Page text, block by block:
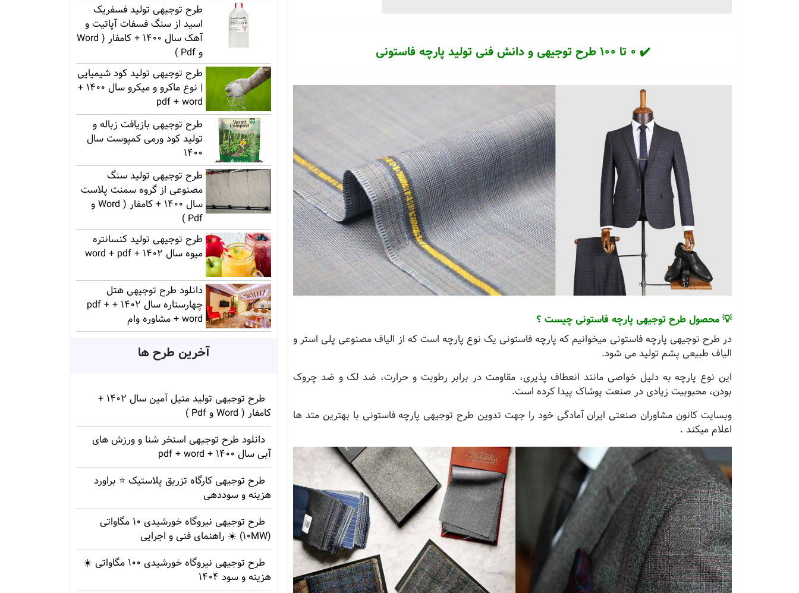
✔️ 0 تا 100 طرح توجیهی و دانش فنی تولید پارچه فاستونی
💡 محصول طرح توجیهی پارچه فاستونی چیست ؟
در طرح توجیهی پارچه فاستونی میخوانیم که پارچه فاستونی یک نوع پارچه است که از الیاف مصنوعی پلی استر و
الیاف طبیعی پشم تولید می‌ شود.
این نوع پارچه به دلیل خواصی مانند انعطاف‌ پذیری، مقاومت در برابر رطوبت و حرارت، ضد لک و ضد چروک
بودن، محبوبیت زیادی در صنعت پوشاک پیدا کرده است.
وبسایت کانون مشاوران صنعتی ایران آمادگی خود را جهت تدوین طرح توجیهی پارچه فاستونی با بهترین متد ها
اعلام میکند .
طرح توجیهی تولید فسفریک
اسید از سنگ فسفات آپاتیت و
آهک سال 1400 + کامفار ( Word
و Pdf )
طرح توجیهی تولید کود شیمیایی
| نوع ماکرو و میکرو سال 1400 +
pdf + word
طرح توجیهی بازیافت زباله و
تولید کود ورمی کمپوست سال
1400
طرح توجیهی تولید سنگ
مصنوعی از گروه سمنت پلاست
سال 1400 + کامفار ( Word و
Pdf )
طرح توجیهی تولید کنسانتره
میوه سال 1402 + word + pdf
دانلود طرح توجیهی هتل
چهارستاره سال 1402 + pdf +
word + مشاوره وام
آخرین طرح ها
طرح توجیهی تولید متیل آمین سال 1402 +
کامفار ( Word و Pdf )
دانلود طرح توجیهی استخر شنا و ورزش های
آبی سال 1400 + pdf + word
طرح توجیهی کارگاه تزریق پلاستیک ⭐ براورد
هزینه و سوددهی
طرح توجیهی نیروگاه خورشیدی 10 مگاواتی
(10MW) ☀️ راهنمای فنی و اجرایی
طرح توجیهی نیروگاه خورشیدی 100 مگاواتی ☀️
هزینه‌ و سود 1404